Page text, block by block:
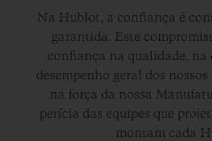
Na Hublot, a confiança é
garantida. Este
confiança na qualidade, na
desempenho geral dos
na força da nossa
perícia das equipes que
montam cada